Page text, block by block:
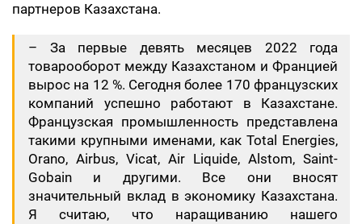
партнеров Казахстана.
– За первые девять месяцев 2022 года
товарооборот между Казахстаном и Францией
вырос на 12 %. Сегодня более 170 французских
компаний успешно работают в Казахстане.
Французская промышленность представлена
такими крупными именами, как Total Energies,
Orano, Airbus, Vicat, Air Liquide, Alstom, Saint-
Gobain и другими. Все они вносят
значительный вклад в экономику Казахстана.
Я считаю, что наращиванию нашего